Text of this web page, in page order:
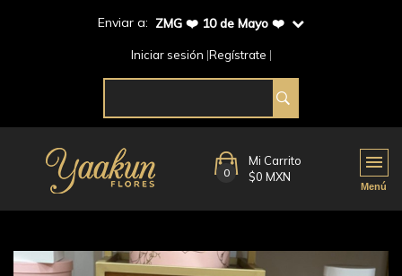
Enviar a: ZMG ❤️ 10 de Mayo ❤️
Iniciar sesión Regístrate
0
Mi Carrito
$0 MXN